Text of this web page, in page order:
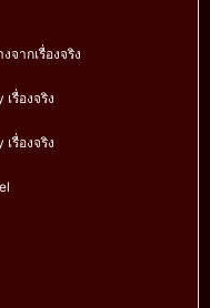
จากเรื่องจริง
รื่องจริง
รื่องจริง